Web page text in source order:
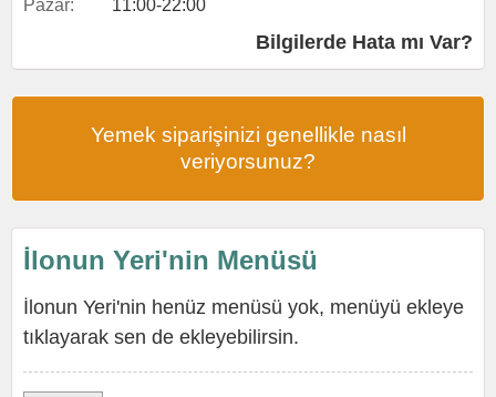
Pazar:
11:00-22:00
Bilgilerde Hata mı Var?
Yemek siparişinizi genellikle nasıl
veriyorsunuz?
İlonun Yeri'nin Menüsü
İlonun Yeri'nin henüz menüsü yok, menüyü ekleye
tıklayarak sen de ekleyebilirsin.